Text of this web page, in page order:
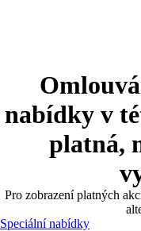
nabídky v
platná,
Pro zobrazení platných
Speciální nabídky